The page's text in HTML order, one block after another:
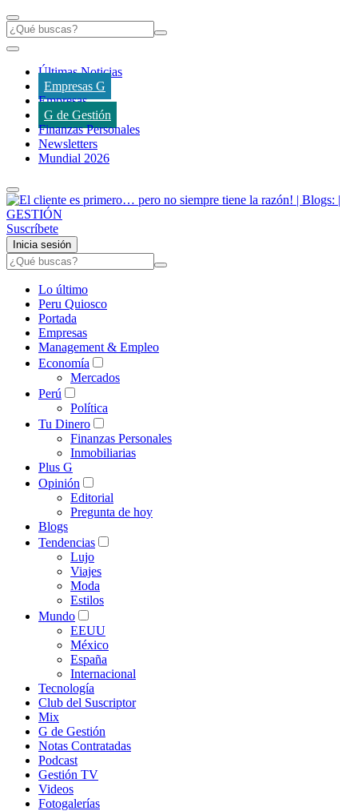
Últimas Noticias
Empresas G
Empresas
G de Gestión
Finanzas Personales
Newsletters
Mundial 2026
Suscríbete
Inicia sesión
Lo último
Peru Quiosco
Portada
Empresas
Management & Empleo
Economía
Mercados
Perú
Política
Tu Dinero
Finanzas Personales
Inmobiliarias
Plus G
Opinión
Editorial
Pregunta de hoy
Blogs
Tendencias
Lujo
Viajes
Moda
Estilos
Mundo
EEUU
México
España
Internacional
Tecnología
Club del Suscriptor
Mix
G de Gestión
Notas Contratadas
Podcast
Gestión TV
Videos
Fotogalerías